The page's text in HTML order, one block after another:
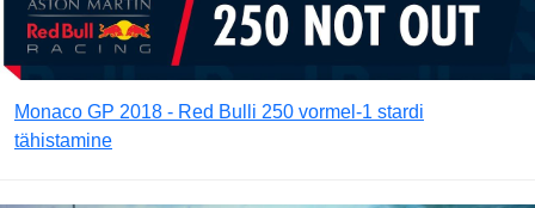
Monaco GP 2018 - Red Bulli 250 vormel-1 stardi
tähistamine